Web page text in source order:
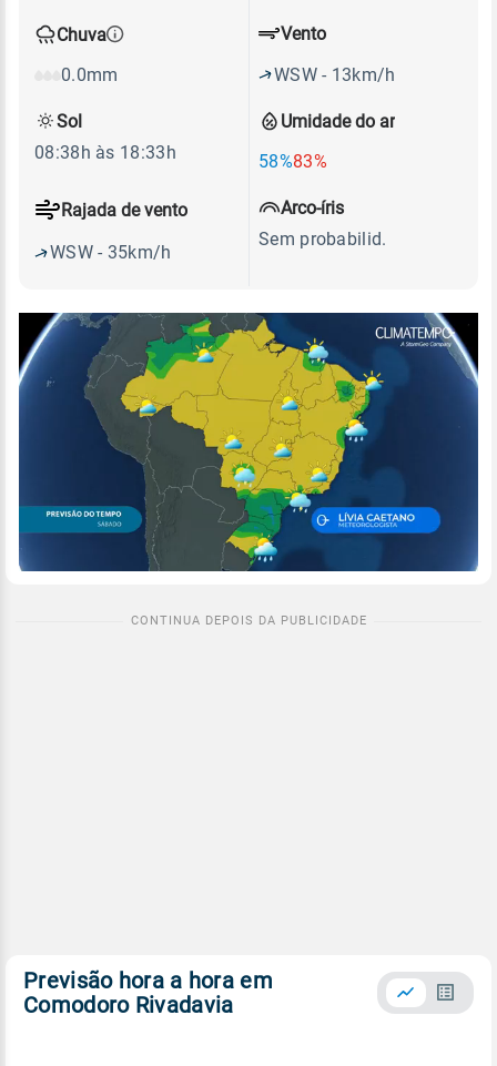
Chuva
0.0mm
Umidade do ar
58%83%
Vento
WSW - 13km/h
Rajada de vento
WSW - 35km/h
Sol
08:38h às 18:33h
Arco-íris
Sem probabilid.
Previsão hora a hora em
Comodoro Rivadavia